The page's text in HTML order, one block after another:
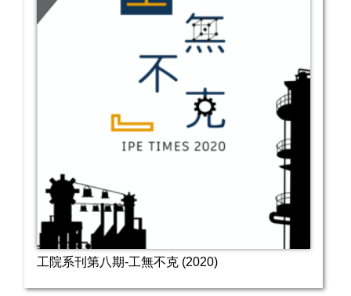
工院系刊第八期-工無不克 (2020)